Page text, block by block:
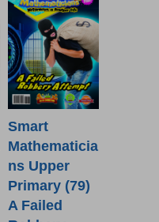
Smart
Mathematicia
ns Upper
Primary (79)
A Failed